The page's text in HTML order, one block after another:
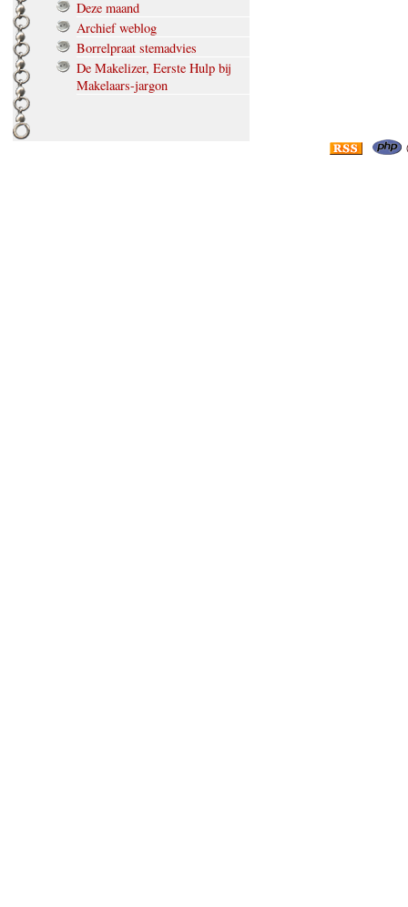
Deze maand
Archief weblog
Borrelpraat stemadvies
De Makelizer, Eerste Hulp bij
Makelaars-jargon